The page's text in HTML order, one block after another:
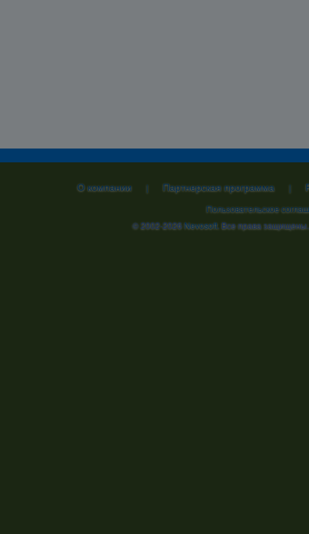
О компании | Партнерская программа |
Пользовательское
© 2002-2026Nevosoft. Все права защищены